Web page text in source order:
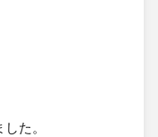
れた状態で表示さ
れている。
た。